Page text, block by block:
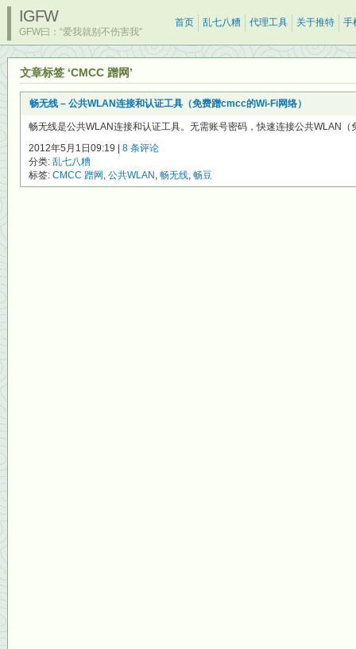
IGFW
GFW曰：“爱我就别不伤害我”
首页 乱七八糟 代理工具 关于推特 手
文章标签 ‘CMCC 蹭网’
畅无线 – 公共WLAN连接和认证工具（免费蹭cmcc的Wi-Fi网络）
畅无线是公共WLAN连接和认证工具。无需账号密码，快速连接公共WLAN
2012年5月1日09:19 | 8 条评论
分类: 乱七八糟
标签: CMCC 蹭网 , 公共WLAN , 畅无线, 畅豆